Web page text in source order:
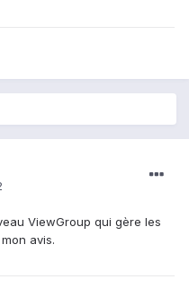
ViewGroup qui gère les
avis.